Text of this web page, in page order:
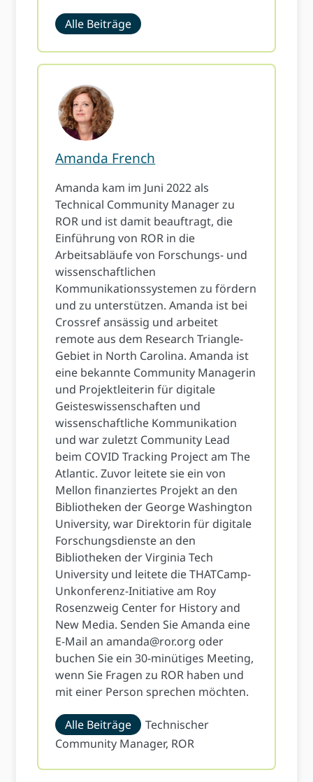
Alle Beiträge
Amanda French
Amanda kam im Juni 2022 als
Technical Community Manager zu
ROR und ist damit beauftragt, die
Einführung von ROR in die
Arbeitsabläufe von Forschungs- und
wissenschaftlichen
Kommunikationssystemen zu fördern
und zu unterstützen. Amanda ist bei
Crossref ansässig und arbeitet
remote aus dem Research Triangle-
Gebiet in North Carolina. Amanda ist
eine bekannte Community Managerin
und Projektleiterin für digitale
Geisteswissenschaften und
wissenschaftliche Kommunikation
und war zuletzt Community Lead
beim COVID Tracking Project am The
Atlantic. Zuvor leitete sie ein von
Mellon finanziertes Projekt an den
Bibliotheken der George Washington
University, war Direktorin für digitale
Forschungsdienste an den
Bibliotheken der Virginia Tech
University und leitete die THATCamp-
Unkonferenz-Initiative am Roy
Rosenzweig Center for History and
New Media. Senden Sie Amanda eine
E-Mail anamanda@ror.org oder
buchen Sie ein 30-minütiges Meeting,
wenn Sie Fragen zu ROR haben und
mit einer Person sprechen möchten.
Alle Beiträge
Technischer
Community Manager, ROR